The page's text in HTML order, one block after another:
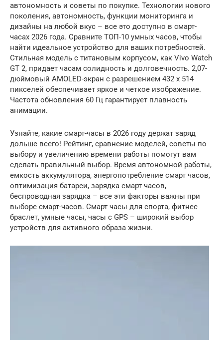
автономность и советы по покупке. Технологии нового
поколения, автономность, функции мониторинга и
дизайны на любой вкус – все это доступно в смарт-
часах 2026 года. Сравните ТОП-10 умных часов, чтобы
найти идеальное устройство для ваших потребностей.
Стильная модель с титановым корпусом, как Vivo Watch
GT 2, придает часам солидность и долговечность. 2,07-
дюймовый AMOLED-экран с разрешением 432 x 514
пикселей обеспечивает яркое и четкое изображение.
Частота обновления 60 Гц гарантирует плавность
анимации.
Узнайте, какие смарт-часы в 2026 году держат заряд
дольше всего! Рейтинг, сравнение моделей, советы по
выбору и увеличению времени работы помогут вам
сделать правильный выбор. Время автономной работы,
емкость аккумулятора, энергопотребление смарт часов,
оптимизация батареи, зарядка смарт часов,
беспроводная зарядка – все эти факторы важны при
выборе смарт-часов. Смарт часы для спорта, фитнес
браслет, умные часы, часы с GPS – широкий выбор
устройств для активного образа жизни.